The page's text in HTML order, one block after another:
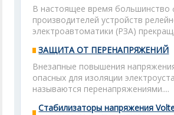
В настоящее время большинство
производителей устройств
электроавтоматики (РЗА)
ЗАЩИТА ОТ ПЕРЕНАПРЯЖЕНИЙ
Внезапные повышения
опасных для изоляции
называются перенапряжениями....
Стабилизаторы напряжения